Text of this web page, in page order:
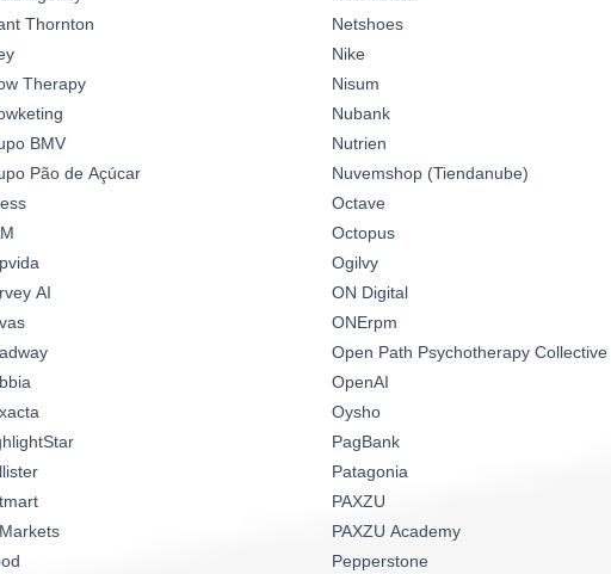
Thornton
Therapy
BMV
Pão de Açúcar
AI
Netshoes
Nike
Nisum
Nubank
Nutrien
Nuvemshop (Tiendanube)
Octave
Octopus
Ogilvy
ON Digital
ONErpm
Open Path Psychotherapy Collective
OpenAI
Oysho
PagBank
Patagonia
PAXZU
PAXZU Academy
Pepperstone